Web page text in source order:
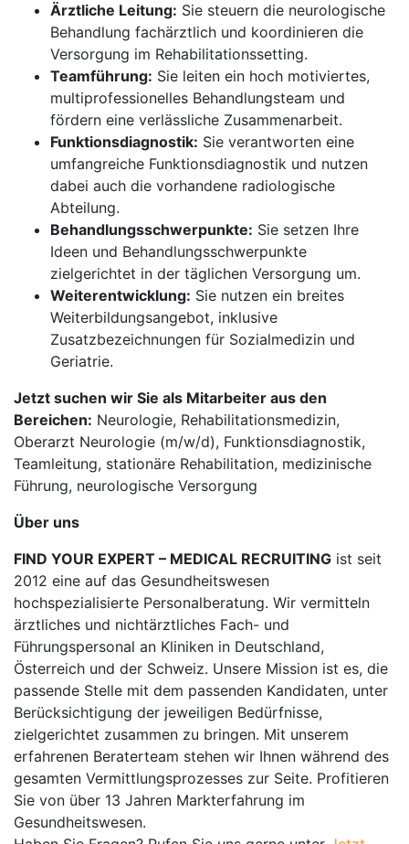
Ärztliche Leitung: Sie steuern die neurologische
Behandlung fachärztlich und koordinieren die
Versorgung im Rehabilitationssetting.
Teamführung: Sie leiten ein hoch motiviertes,
multiprofessionelles Behandlungsteam und
fördern eine verlässliche Zusammenarbeit.
Funktionsdiagnostik: Sie verantworten eine
umfangreiche Funktionsdiagnostik und nutzen
dabei auch die vorhandene radiologische
Abteilung.
Behandlungsschwerpunkte: Sie setzen Ihre
Ideen und Behandlungsschwerpunkte
zielgerichtet in der täglichen Versorgung um.
Weiterentwicklung: Sie nutzen ein breites
Weiterbildungsangebot, inklusive
Zusatzbezeichnungen für Sozialmedizin und
Geriatrie.
Jetzt suchen wir Sie als Mitarbeiter aus den
Bereichen: Neurologie, Rehabilitationsmedizin,
Oberarzt Neurologie (m/w/d), Funktionsdiagnostik,
Teamleitung, stationäre Rehabilitation, medizinische
Führung, neurologische Versorgung
Über uns
FIND YOUR EXPERT – MEDICAL RECRUITING ist seit
2012 eine auf das Gesundheitswesen
hochspezialisierte Personalberatung. Wir vermitteln
ärztliches und nichtärztliches Fach- und
Führungspersonal an Kliniken in Deutschland,
Österreich und der Schweiz. Unsere Mission ist es, die
passende Stelle mit dem passenden Kandidaten, unter
Berücksichtigung der jeweiligen Bedürfnisse,
zielgerichtet zusammen zu bringen. Mit unserem
erfahrenen Beraterteam stehen wir Ihnen während des
gesamten Vermittlungsprozesses zur Seite. Profitieren
Sie von über 13 Jahren Markterfahrung im
Gesundheitswesen.